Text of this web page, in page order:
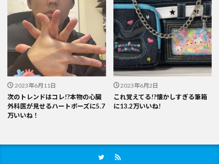
2023年6月11日
次のトレンドはコレ!?本物の心臓
外科医が見せるハートポーズに5.7
万いいね！
2023年6月2日
これ覚えてる!?懐かしすぎる筆箱
に13.2万いいね!